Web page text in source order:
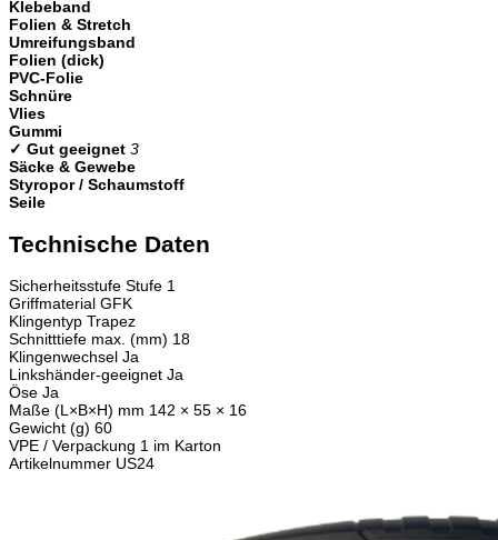
Klebeband
Folien & Stretch
Umreifungsband
Folien (dick)
PVC-Folie
Schnüre
Vlies
Gummi
✓ Gut geeignet 3
Säcke & Gewebe
Styropor / Schaumstoff
Seile
Technische Daten
Sicherheitsstufe Stufe 1
Griffmaterial GFK
Klingentyp Trapez
Schnitttiefe max. (mm) 18
Klingenwechsel Ja
Linkshänder-geeignet Ja
Öse Ja
Maße (L×B×H) mm 142 × 55 × 16
Gewicht (g) 60
VPE / Verpackung 1 im Karton
Artikelnummer US24